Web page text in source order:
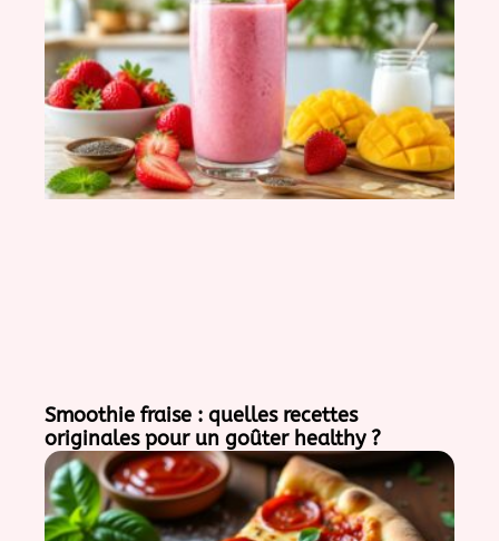
Smoothie fraise : quelles recettes
originales pour un goûter healthy ?